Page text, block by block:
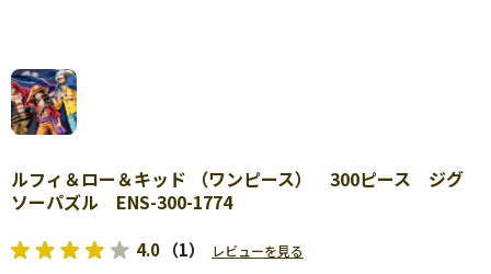
ルフィ＆ロー＆キッド （ワンピース） 300ピース ジグ
ソーパズル ENS-300-1774
4.0 （1） レビューを見る